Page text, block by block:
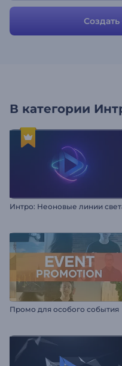
В категории
Интро: Неоновые линии
Промо для особого события